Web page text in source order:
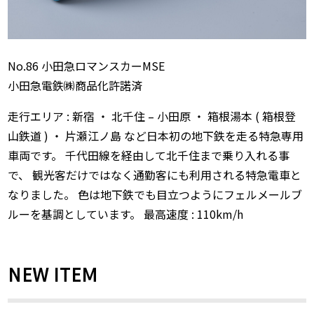
No.86 小田急ロマンスカーMSE
小田急電鉄㈱商品化許諾済
走行エリア : 新宿 ・ 北千住 – 小田原 ・ 箱根湯本 ( 箱根登
山鉄道 ) ・ 片瀬江ノ島 など日本初の地下鉄を走る特急専用
車両です。 千代田線を経由して北千住まで乗り入れる事
で、 観光客だけではなく通勤客にも利用される特急電車と
なりました。 色は地下鉄でも目立つようにフェルメールブ
ルーを基調としています。 最高速度 : 110km/h
NEW ITEM